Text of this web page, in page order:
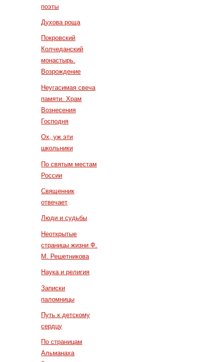
поэты
Духова роща
Покровский
Колчеданский
монастырь.
Возрождение
Неугасимая свеча
памяти. Храм
Вознесения
Господня
Ох, уж эти
школьники
По святым местам
России
Священник
отвечает
Люди и судьбы
Неоткрытые
страницы жизни Ф.
М. Решетникова
Наука и религия
Записки
паломницы
Путь к детскому
сердцу
По страницам
Альманаха